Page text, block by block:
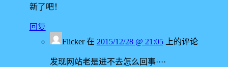
新了吧！
回复
Flicker在 2015/12/28 @ 21:05上的评论
发现网站老是进不去怎么回事····